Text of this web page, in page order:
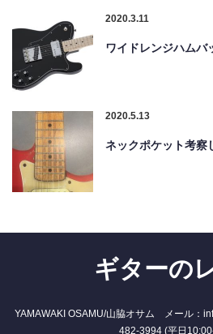
2020.3.11
ワイドレンジハムバ
2020.5.13
ネックポケット考察
ギターの
YAMAWAKI OSAMU/山脇オサム メール
482-3994 (平日